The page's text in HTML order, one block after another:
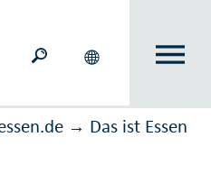
→ Das ist Essen